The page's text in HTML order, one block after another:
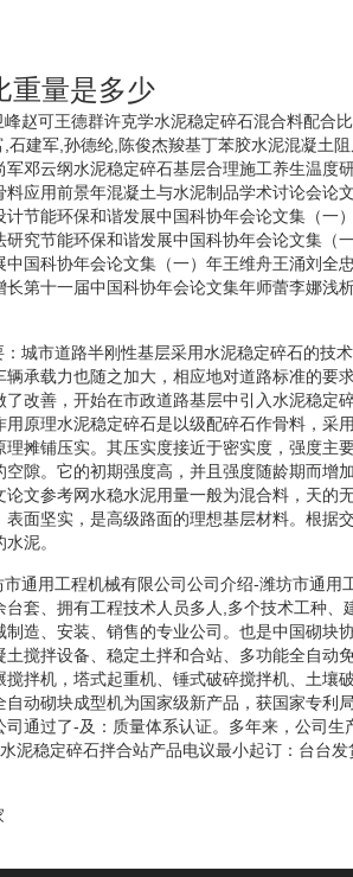
重量是多少
赵可王德群许克学水泥稳定碎石混合料配合
建军,孙德纶,陈俊杰羧基丁苯胶水泥混凝土
邓云纲水泥稳定碎石基层合理施工养生温度
应用前景年混凝土与水泥制品学术讨论会论
节能环保和谐发展中国科协年会论文集（一
究节能环保和谐发展中国科协年会论文集（
国科协年会论文集（一）年王维舟王涌刘全
第十一届中国科协年会论文集年师蕾李娜浅
城市道路半刚性基层采用水泥稳定碎石的技
承载力也随之加大，相应地对道路标准的要
改善，开始在市政道路基层中引入水泥稳定
原理水泥稳定碎石是以级配碎石作骨料，采
摊铺压实。其压实度接近于密实度，强度主
隙。它的初期强度高，并且强度随龄期而增
文参考网水稳水泥用量一般为混合料，天的
面坚实，是高级路面的理想基层材料。根据
泥。
通用工程机械有限公司公司介绍-潍坊市通用
套、拥有工程技术人员多人,多个技术工种、
造、安装、销售的专业公司。也是中国砌块
搅拌设备、稳定土拌和合站、多功能全自动
拌机，塔式起重机、锤式破碎搅拌机、土壤
动砌块成型机为国家级新产品，获国家专利
通过了-及：质量体系认证。多年来，公司生
泥稳定碎石拌合站产品电议最小起订：台台